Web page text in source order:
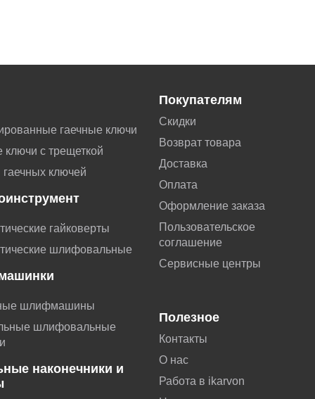
гаечные ключи
ключи с трещеткой
ключей
гайковерты
шлифовальные
шлифмашины
шлифовальные
наконечники и
Покупателям
Скидки
Возврат товара
Доставка
Оплата
Оформление заказа
Пользовательское
соглашение
Сервисные центры
Полезное
Контакты
О нас
Работа в ikarvon